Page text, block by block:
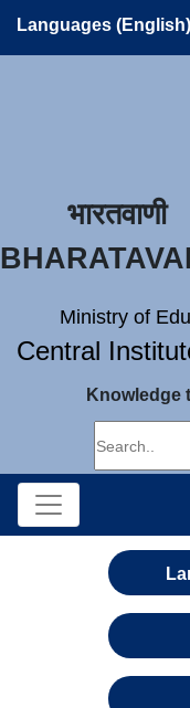
Languages (English)
भारतवाणी
Ministry of
Central
Knowledge